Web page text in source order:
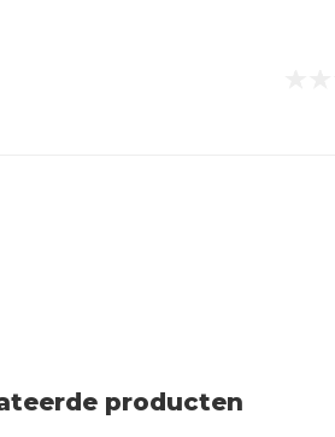
producten